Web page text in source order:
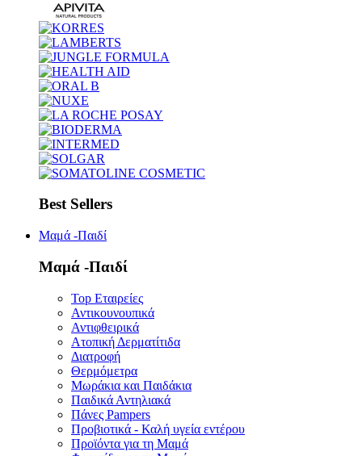
Best Sellers
Μαμά -Παιδί
Μαμά -Παιδί
Top Εταιρείες
Αντικουνουπικά
Αντιφθειρικά
Ατοπική Δερματίτιδα
Διατροφή
Θερμόμετρα
Μωράκια και Παιδάκια
Παιδικά Αντηλιακά
Πάνες Pampers
Προβιοτικά - Καλή υγεία εντέρου
Προϊόντα για τη Μαμά